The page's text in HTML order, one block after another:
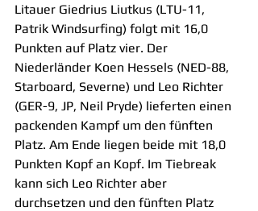
Litauer Giedrius Liutkus (LTU-11,
Patrik Windsurfing) folgt mit 16,0
Punkten auf Platz vier. Der
Niederländer Koen Hessels (NED-88,
Starboard, Severne) und Leo Richter
(GER-9, JP, Neil Pryde) lieferten einen
packenden Kampf um den fünften
Platz. Am Ende liegen beide mit 18,0
Punkten Kopf an Kopf. Im Tiebreak
kann sich Leo Richter aber
durchsetzen und den fünften Platz